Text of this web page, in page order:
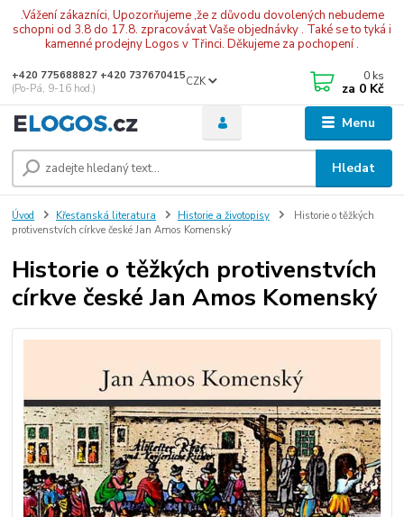
.Vážení zákazníci, Upozorňujeme ,že z důvodu dovolených nebudeme
schopni od 3.8 do 17.8. zpracovávat Vaše objednávky . Také se to tyká i
kamenné prodejny Logos v Třinci. Děkujeme za pochopení .
Menu
CZK
Hledat
+420 775688827 +420 737670415
(Po-Pá, 9-16 hod.)
0 ks
za 0 Kč
Úvod Křesťanská literatura Historie a životopisy
Historie o těžkých
protivenstvích církve české Jan Amos Komenský
Historie o těžkých protivenstvích
církve české Jan Amos Komenský